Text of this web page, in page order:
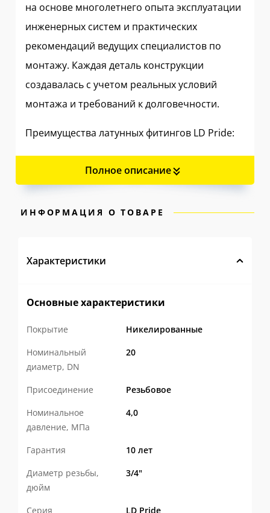
на основе многолетнего опыта эксплуатации
инженерных систем и практических
рекомендаций ведущих специалистов по
монтажу. Каждая деталь конструкции
создавалась с учетом реальных условий
монтажа и требований к долговечности.
Преимущества латунных фитингов LD Pride:
добавками обеспечивает прочность и
разрушение при затяжке и
Высокие антикоррозионные
свойства
материала подтверждены
исследованиями Уральского
государственного университета.
Широкая линейка DN 15–50
ниппели, переходы, углы 90°, тройники,
муфты, контргайки, заглушки, футорки,
разъемные сгоны («американки»)
прямые и угловые. Закрывает любые
схемы сборки трубопроводов — от
Полное описание
ИНФОРМАЦИЯ О ТОВАРЕ
Характеристики
Основные характеристики
Покрытие
Никелированные
Номинальный
диаметр, DN
20
Присоединение
Резьбовое
Номинальное
давление, МПа
4,0
Гарантия
10 лет
Диаметр резьбы,
дюйм
3/4"
Серия LD Pride